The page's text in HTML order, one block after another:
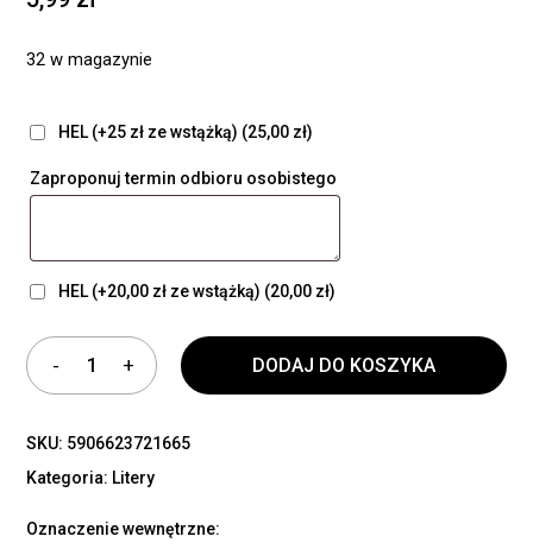
32 w magazynie
HEL (+25 zł ze wstążką) (25,00 zł)
Zaproponuj termin odbioru osobistego
HEL (+20,00 zł ze wstążką) (20,00 zł)
DODAJ DO KOSZYKA
SKU: 5906623721665
Kategoria: Litery
Oznaczenie wewnętrzne: